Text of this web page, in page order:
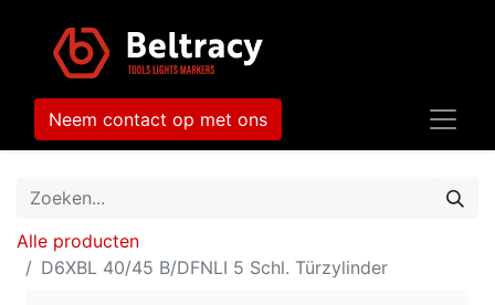
Neem contact op met ons
Alle producten
D6XBL 40/45 B/DFNLI 5 Schl. Türzylinder